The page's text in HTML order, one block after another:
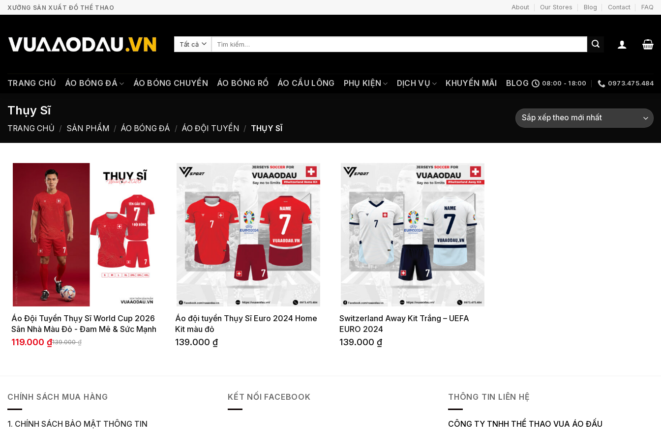
Bỏ
qua
dung
XƯỞNG SẢN XUẤT ĐỒ THỂ THAO About Our Stores Blog Contact FAQ
Tìm
TRANG CHỦ ÁO BÓNG ĐÁ ÁO BÓNG CHUYỀN ÁO BÓNG RỔ ÁO CẦU LÔNG PHỤ KIỆN DỊCH VỤ KHUYẾN MÃI BLOG 08:00 - 18:00 0973.475.484
Thụy Sĩ
TRANG CHỦ / SẢN PHẨM / ÁO BÓNG ĐÁ / ÁO ĐỘI TUYỂN / THỤY SĨ
Áo Đội Tuyển Thụy Sĩ World Cup 2026
Sân Nhà Màu Đỏ - Đam Mê & Sức Mạnh
139.000₫
Giá
119.000 ₫
Giá
119.000 ₫.
Áo đội tuyển Thụy Sĩ Euro 2024 Home
Kit màu đỏ
139.000₫
Switzerland Away Kit Trắng – UEFA
EURO 2024
139.000 ₫
CHÍNH SÁCH MUA HÀNG
1. CHÍNH SÁCH BẢO MẬT THÔNG TIN
KẾT NỐI FACEBOOK THÔNG TIN LIÊN HỆ
CÔNG TY TNHH THỂ THAO VUA ÁO ĐẤU